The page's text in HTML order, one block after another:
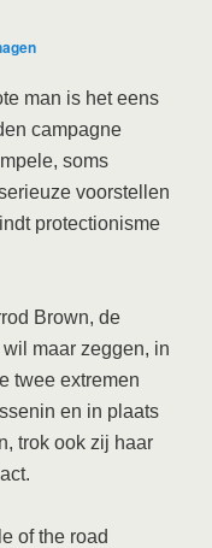
man is het eens
campagne
soms
voorstellen
protectionisme
Brown, de
maar zeggen, in
twee extremen
en in plaats
trok ook zij haar
of the road